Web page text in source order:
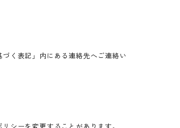
く表記」内にある連絡先へご連絡い